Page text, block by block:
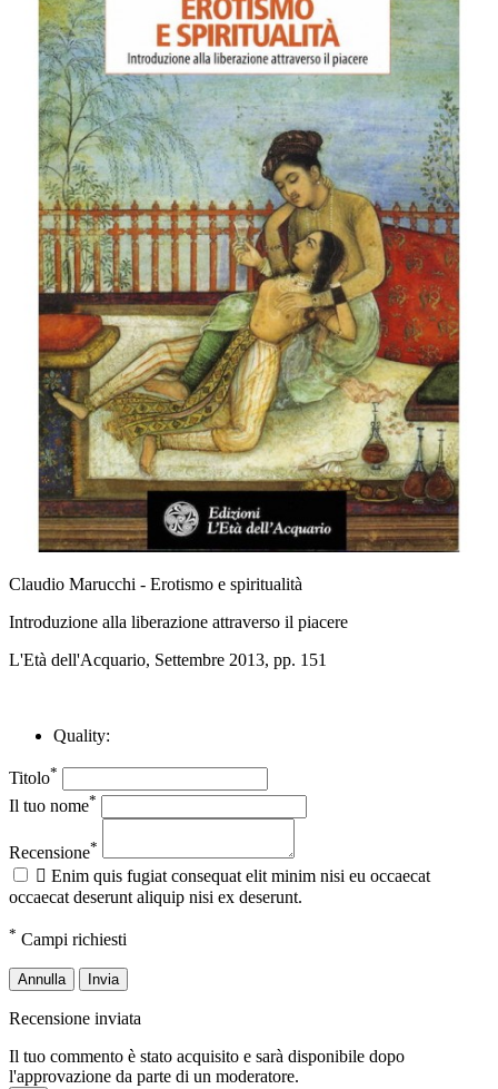
Claudio Marucchi - Erotismo e spiritualità
Introduzione alla liberazione attraverso il piacere
L'Età dell'Acquario, Settembre 2013, pp. 151
Quality:
Titolo*
Il tuo nome*
Recensione*
 Enim quis fugiat consequat elit minim nisi eu occaecat
occaecat deserunt aliquip nisi ex deserunt.
* Campi richiesti
Annulla Invia
Recensione inviata
Il tuo commento è stato acquisito e sarà disponibile dopo
l'approvazione da parte di un moderatore.